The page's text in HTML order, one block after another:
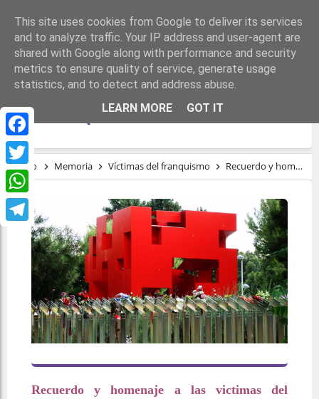
Facebook
Twitter
WhatsApp
Telegram
RECUERDO Y HOMENAJE A LAS VICTIMAS
DEL FRANQUISMO
Inicio Memoria Víctimas del franquismo Recuerdo y homenaje a las victimas del franquismo
Recuerdo y homenaje a las victimas del
This site uses cookies from Google to deliver its services
and to analyze traffic. Your IP address and user-agent are
shared with Google along with performance and security
metrics to ensure quality of service, generate usage
statistics, and to detect and address abuse.
LEARN MORE
GOT IT